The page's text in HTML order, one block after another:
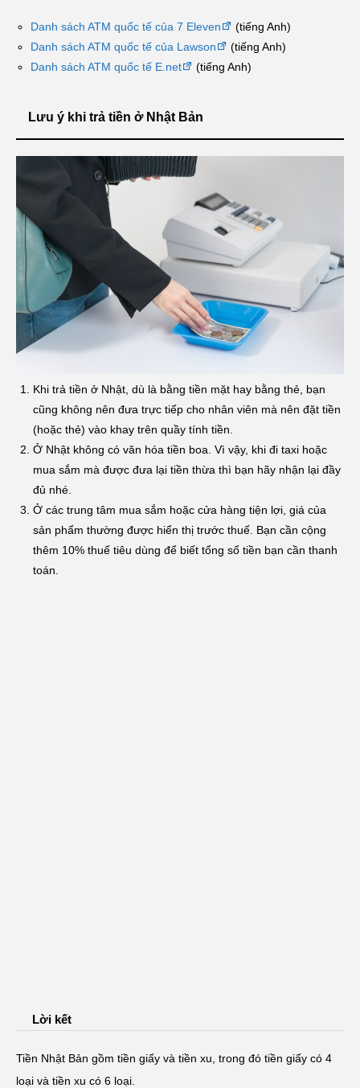
Danh sách ATM quốc tế của 7 Eleven
(tiếng Anh)
Danh sách ATM quốc tế của Lawson
(tiếng Anh)
Danh sách ATM quốc tế E.net
(tiếng Anh)
Lưu ý khi trả tiền ở Nhật Bản
Khi trả tiền ở Nhật, dù là bằng tiền mặt hay bằng thẻ, bạn
cũng không nên đưa trực tiếp cho nhân viên mà nên đặt tiền
(hoặc thẻ) vào khay trên quầy tính tiền.
Ở Nhật không có văn hóa tiền boa. Vì vậy, khi đi taxi hoặc
mua sắm mà được đưa lại tiền thừa thì bạn hãy nhận lại đầy
đủ nhé.
Ở các trung tâm mua sắm hoặc cửa hàng tiện lợi, giá của
sản phẩm thường được hiển thị trước thuế. Bạn cần cộng
thêm 10% thuế tiêu dùng để biết tổng số tiền bạn cần thanh
toán.
Lời kết
Tiền Nhật Bản gồm tiền giấy và tiền xu, trong đó tiền giấy có 4
loại và tiền xu có 6 loại.